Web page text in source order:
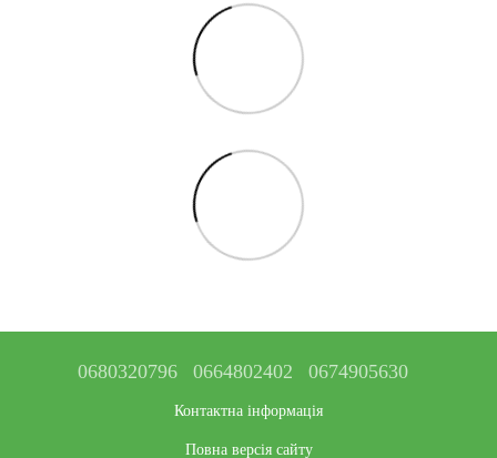
0680320796 0664802402 0674905630
Контактна інформація
Повна версія сайту